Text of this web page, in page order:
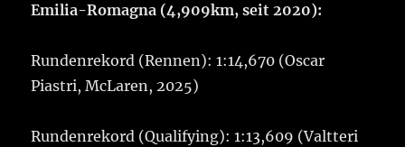
Emilia-Romagna (4,909km, seit 2020):
Rundenrekord (Rennen): 1:14,670 (Oscar
Piastri, McLaren, 2025)
Rundenrekord (Qualifying): 1:13,609 (Valtteri